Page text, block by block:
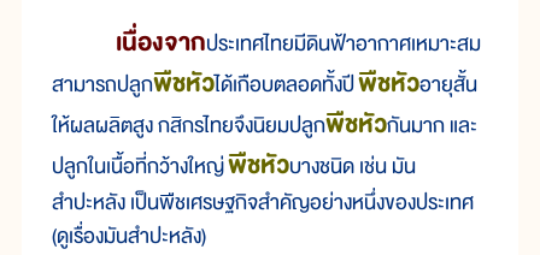
เนื่องจากประเทศไทยมีดินฟ้าอากาศเหมาะสม
สามารถปลูกพืชหัวได้เกือบตลอดทั้งปีพืชหัวอายุสั้น
ให้ผลผลิตสูง กสิกรไทยจึงนิยมปลูกพืชหัวกันมาก และ
ปลูกในเนื้อที่กว้างใหญ่พืชหัวบางชนิด เช่น มัน
สำปะหลัง เป็นพืชเศรษฐกิจสำคัญอย่างหนึ่งของประเทศ
(ดูเรื่องมันสำปะหลัง)